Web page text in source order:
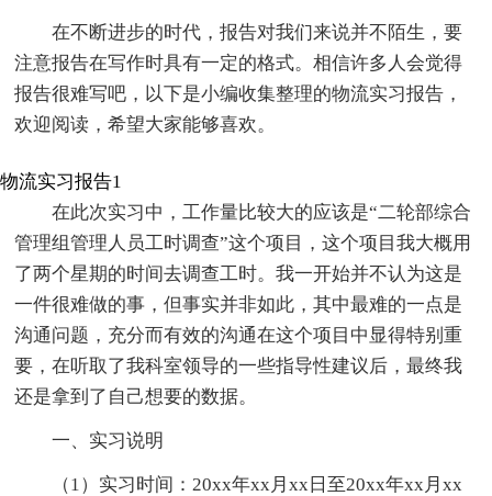
在不断进步的时代，报告对我们来说并不陌生，要
注意报告在写作时具有一定的格式。相信许多人会觉得
报告很难写吧，以下是小编收集整理的物流实习报告，
欢迎阅读，希望大家能够喜欢。
物流实习报告1
在此次实习中，工作量比较大的应该是“二轮部综合
管理组管理人员工时调查”这个项目，这个项目我大概用
了两个星期的时间去调查工时。我一开始并不认为这是
一件很难做的事，但事实并非如此，其中最难的一点是
沟通问题，充分而有效的沟通在这个项目中显得特别重
要，在听取了我科室领导的一些指导性建议后，最终我
还是拿到了自己想要的数据。
一、实习说明
（1）实习时间：20xx年xx月xx日至20xx年xx月xx